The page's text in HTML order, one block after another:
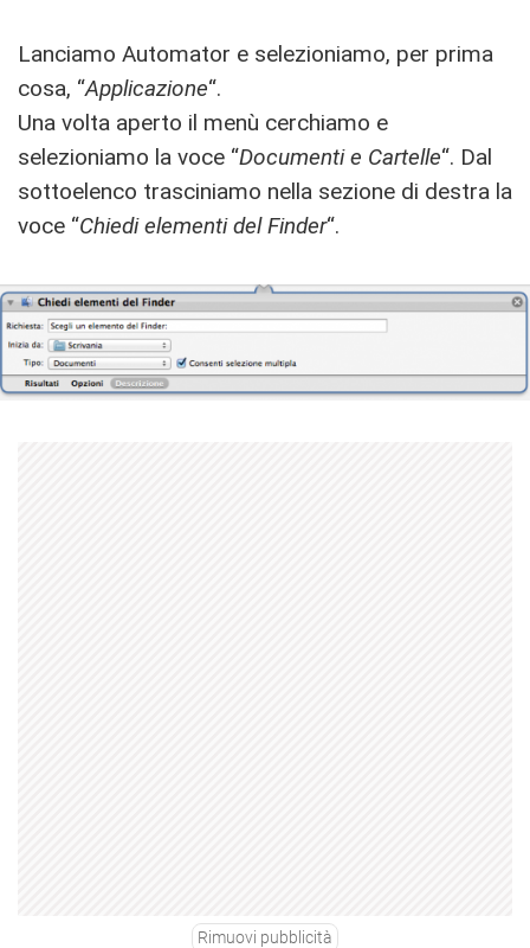
Lanciamo Automator e selezioniamo, per prima
cosa, “Applicazione“.
Una volta aperto il menù cerchiamo e
selezioniamo la voce “Documenti e Cartelle“. Dal
sottoelenco trasciniamo nella sezione di destra la
voce “Chiedi elementi del Finder“.
Rimuovi pubblicità